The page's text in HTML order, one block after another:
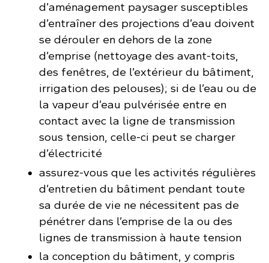
d’aménagement paysager susceptibles
d’entraîner des projections d’eau doivent
se dérouler en dehors de la zone
d’emprise (nettoyage des avant-toits,
des fenêtres, de l’extérieur du bâtiment,
irrigation des pelouses); si de l’eau ou de
la vapeur d’eau pulvérisée entre en
contact avec la ligne de transmission
sous tension, celle-ci peut se charger
d’électricité
assurez-vous que les activités régulières
d’entretien du bâtiment pendant toute
sa durée de vie ne nécessitent pas de
pénétrer dans l’emprise de la ou des
lignes de transmission à haute tension
la conception du bâtiment, y compris